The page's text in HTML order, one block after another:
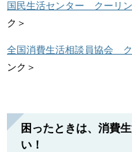
国民生活センター クーリン
ク＞
全国消費生活相談員協会
ンク＞
困ったときは、消費
い！